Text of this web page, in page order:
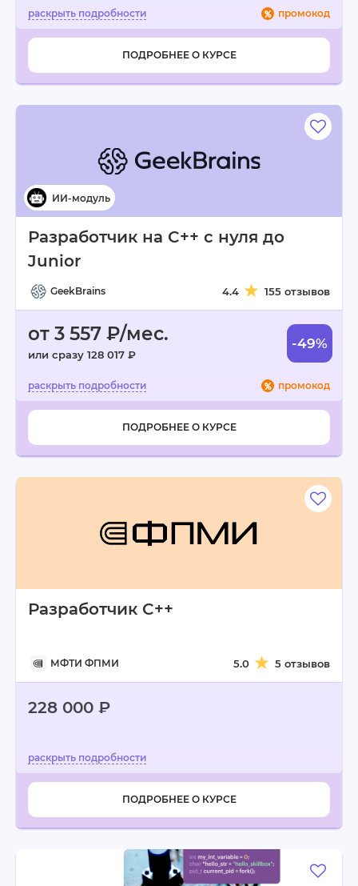
промокод
ПОДРОБНЕЕ О КУРСЕ
Разработчик на C++ с нуля до
Junior
GeekBrains 4.4 155 отзывов
от 3 557 ₽/мес.
или сразу 128 017 ₽
-49%
промокод
ПОДРОБНЕЕ О КУРСЕ
Разработчик C++
МФТИ ФПМИ 5.0 5 отзывов
228 000 ₽
ПОДРОБНЕЕ О КУРСЕ